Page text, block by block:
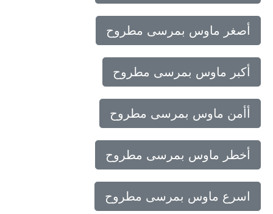
أصغر ماوس بمرسى مطروح
أكبر ماوس بمرسى مطروح
أأمن ماوس بمرسى مطروح
أخطر ماوس بمرسى مطروح
اسرع ماوس بمرسى مطروح